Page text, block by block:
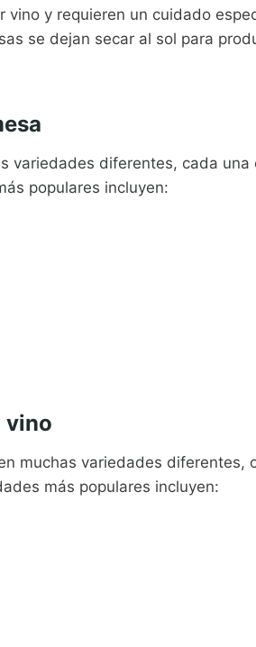
vino y requieren un cuidado
se dejan secar al sol para
variedades diferentes, cada
populares incluyen:
vino
muchas variedades diferentes,
más populares incluyen: